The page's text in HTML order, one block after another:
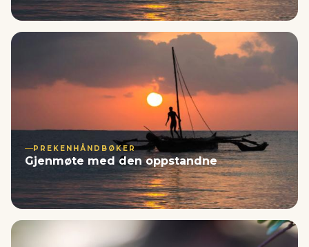
PREKENHÅNDBØKER
Gjenmøte med den oppstandne